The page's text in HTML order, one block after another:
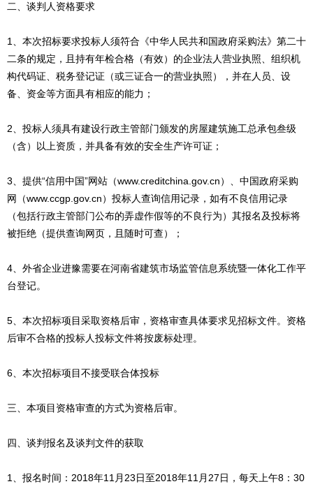
二、谈判人资格要求
1、本次招标要求投标人须符合《中华人民共和国政府采购法》第二十
二条的规定，且持有年检合格（有效）的企业法人营业执照、组织机
构代码证、税务登记证（或三证合一的营业执照），并在人员、设
备、资金等方面具有相应的能力；
2、投标人须具有建设行政主管部门颁发的房屋建筑施工总承包叁级
（含）以上资质，并具备有效的安全生产许可证；
3、提供“信用中国”网站（www.creditchina.gov.cn）、中国政府采购
网（www.ccgp.gov.cn）投标人查询信用记录，如有不良信用记录
（包括行政主管部门公布的弄虚作假等的不良行为）其报名及投标将
被拒绝（提供查询网页，且随时可查）；
4、外省企业进豫需要在河南省建筑市场监管信息系统暨一体化工作平
台登记。
5、本次招标项目采取资格后审，资格审查具体要求见招标文件。资格
后审不合格的投标人投标文件将按废标处理。
6、本次招标项目不接受联合体投标
三、本项目资格审查的方式为资格后审。
四、谈判报名及谈判文件的获取
1、报名时间：2018年11月23日至2018年11月27日，每天上午8：30